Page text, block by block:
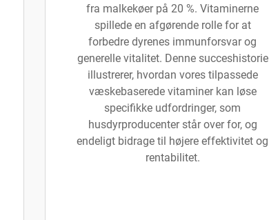
fra malkekøer på 20 %. Vitaminerne
spillede en afgørende rolle for at
forbedre dyrenes immunforsvar og
generelle vitalitet. Denne succeshistorie
illustrerer, hvordan vores tilpassede
væskebaserede vitaminer kan løse
specifikke udfordringer, som
husdyrproducenter står over for, og
endeligt bidrage til højere effektivitet og
rentabilitet.